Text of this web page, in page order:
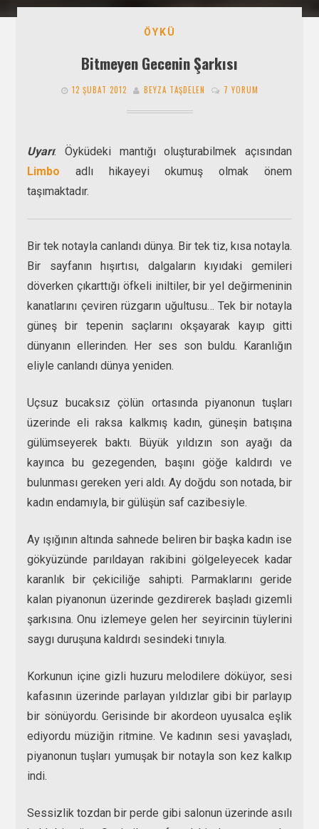
ÖYKÜ
Bitmeyen Gecenin Şarkısı
12 ŞUBAT 2012 BEYZA TAŞDELEN 7 YORUM
Uyarı: Öyküdeki mantığı oluşturabilmek açısından
Limbo adlı hikayeyi okumuş olmak önem
taşımaktadır.
Bir tek notayla canlandı dünya. Bir tek tiz, kısa notayla.
Bir sayfanın hışırtısı, dalgaların kıyıdaki gemileri
döverken çıkarttığı öfkeli iniltiler, bir yel değirmeninin
kanatlarını çeviren rüzgarın uğultusu… Tek bir notayla
güneş bir tepenin saçlarını okşayarak kayıp gitti
dünyanın ellerinden. Her ses son buldu. Karanlığın
eliyle canlandı dünya yeniden.
Uçsuz bucaksız çölün ortasında piyanonun tuşları
üzerinde eli raksa kalkmış kadın, güneşin batışına
gülümseyerek baktı. Büyük yıldızın son ayağı da
kayınca bu gezegenden, başını göğe kaldırdı ve
bulunması gereken yeri aldı. Ay doğdu son notada, bir
kadın endamıyla, bir gülüşün saf cazibesiyle.
Ay ışığının altında sahnede beliren bir başka kadın ise
gökyüzünde parıldayan rakibini gölgeleyecek kadar
karanlık bir çekiciliğe sahipti. Parmaklarını geride
kalan piyanonun üzerinde gezdirerek başladı gizemli
şarkısına. Onu izlemeye gelen her seyircinin tüylerini
saygı duruşuna kaldırdı sesindeki tınıyla.
Korkunun içine gizli huzuru melodilere döküyor, sesi
kafasının üzerinde parlayan yıldızlar gibi bir parlayıp
bir sönüyordu. Gerisinde bir akordeon uyusalca eşlik
ediyordu müziğin ritmine. Ve kadının sesi yavaşladı,
piyanonun tuşları yumuşak bir notayla son kez kalkıp
indi.
Sessizlik tozdan bir perde gibi salonun üzerinde asılı